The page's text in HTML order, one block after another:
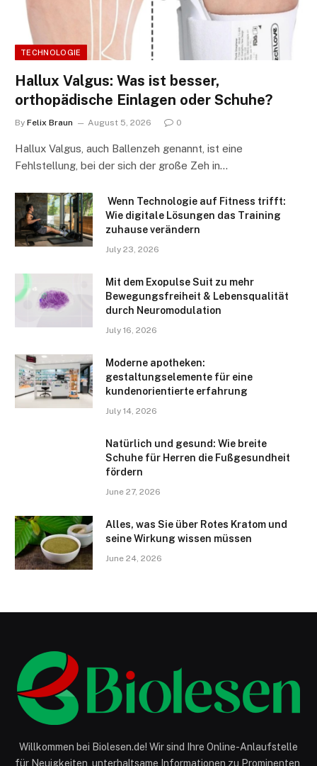
TECHNOLOGIE
Hallux Valgus: Was ist besser,
orthopädische Einlagen oder Schuhe?
By Felix Braun August 5, 2026 0
Hallux Valgus, auch Ballenzeh genannt, ist eine
Fehlstellung, bei der sich der große Zeh in…
Wenn Technologie auf Fitness trifft:
Wie digitale Lösungen das Training
zuhause verändern
July 23, 2026
Mit dem Exopulse Suit zu mehr
Bewegungsfreiheit & Lebensqualität
durch Neuromodulation
July 16, 2026
Moderne apotheken:
gestaltungselemente für eine
kundenorientierte erfahrung
July 14, 2026
Natürlich und gesund: Wie breite
Schuhe für Herren die Fußgesundheit
fördern
June 27, 2026
Alles, was Sie über Rotes Kratom und
seine Wirkung wissen müssen
June 24, 2026
Willkommen bei Biolesen.de! Wir sind Ihre Online-Anlaufstelle
für Neuigkeiten, unterhaltsame Informationen zu Prominenten,